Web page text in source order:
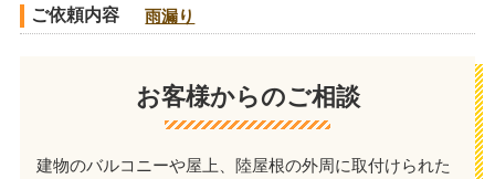
ご依頼内容 雨漏り
お客様からのご相談
建物のバルコニーや屋上、陸屋根の外周に取付けられた